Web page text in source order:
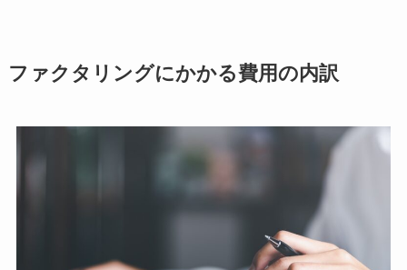
ファクタリングにかかる費用の内訳